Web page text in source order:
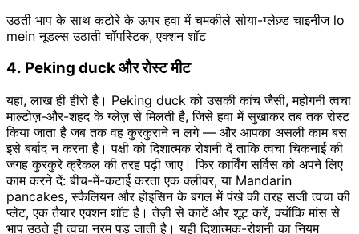
उठती भाप के साथ कटोरे के ऊपर हवा में चमकीले सोया-ग्लेज़्ड चाइनीज lo
mein नूडल्स उठाती चॉपस्टिक, एक्शन शॉट
4. Peking duck और रोस्ट मीट
यहां, लाख ही हीरो है। Peking duck को उसकी कांच जैसी, महोगनी त्वचा
माल्टोज़-और-शहद के ग्लेज़ से मिलती है, जिसे हवा में सुखाकर तब तक रोस्ट
किया जाता है जब तक वह कुरकुराने न लगे — और आपका असली काम बस
इसे बर्बाद न करना है। पक्षी को दिशात्मक रोशनी दें ताकि त्वचा चिकनाई की
जगह कुरकुरे क्रैकल की तरह पढ़ी जाए। फिर कार्विंग सर्विस को अपने लिए
काम करने दें: बीच-में-कटाई करता एक क्लीवर, या Mandarin
pancakes, स्कैलियन और होइसिन के बगल में पंखे की तरह सजी त्वचा की
प्लेट, एक तैयार एक्शन शॉट है। तेज़ी से काटें और शूट करें, क्योंकि मांस से
भाप उठते ही त्वचा नरम पड़ जाती है। यही दिशात्मक-रोशनी का नियम